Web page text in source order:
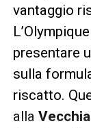
vantaggio
presentare
sulla
riscatto.
alla